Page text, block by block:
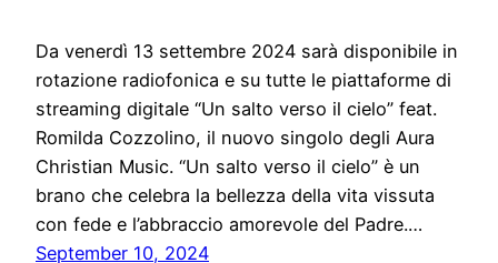
Da venerdì 13 settembre 2024 sarà disponibile in
rotazione radiofonica e su tutte le piattaforme di
streaming digitale “Un salto verso il cielo” feat.
Romilda Cozzolino, il nuovo singolo degli Aura
Christian Music. “Un salto verso il cielo” è un
brano che celebra la bellezza della vita vissuta
con fede e l’abbraccio amorevole del Padre.…
September 10, 2024